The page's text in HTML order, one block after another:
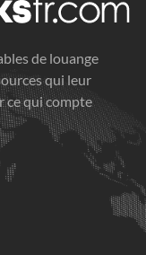
de louange
qui leur
ce qui compte